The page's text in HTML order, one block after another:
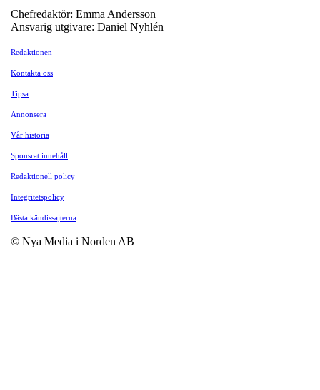
Chefredaktör: Emma Andersson
Ansvarig utgivare: Daniel Nyhlén
Redaktionen
Kontakta oss
Tipsa
Annonsera
Vår historia
Sponsrat innehåll
Redaktionell policy
Integritetspolicy
Bästa kändissajterna
© Nya Media i Norden AB